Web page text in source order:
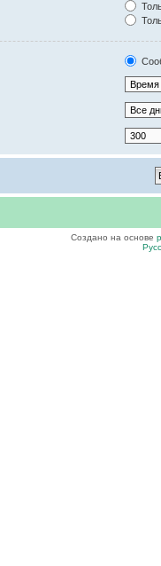
Создано на основе